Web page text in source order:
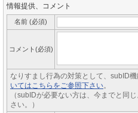
情報提供、コメント
名前 (必須)
コメント(必須)
なりすまし行為の対策として、subID機
いてはこちらをご参照下さい。
（subIDが必要ない方は、今までと同
さい。）